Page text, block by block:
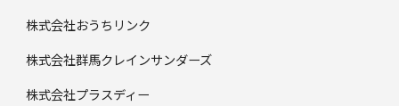
株式会社おうちリンク
株式会社群馬クレインサンダーズ
株式会社プラスディー